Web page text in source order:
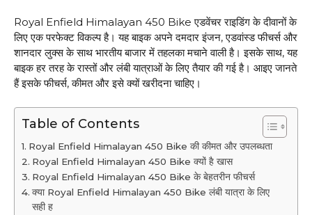
Royal Enfield Himalayan 450 Bike एडवेंचर राइडिंग के दीवानों के
लिए एक परफेक्ट विकल्प है। यह बाइक अपने दमदार इंजन, एडवांस्ड फीचर्स और
शानदार लुक्स के साथ भारतीय बाजार में तहलका मचाने वाली है। इसके साथ, यह
बाइक हर तरह के रास्तों और लंबी यात्राओं के लिए तैयार की गई है। आइए जानते
हैं इसके फीचर्स, कीमत और इसे क्यों खरीदना चाहिए।
Table of Contents
Royal Enfield Himalayan 450 Bike की कीमत और उपलब्धता
Royal Enfield Himalayan 450 Bike क्यों है खास
Royal Enfield Himalayan 450 Bike के बेहतरीन फीचर्स
क्या Royal Enfield Himalayan 450 Bike लंबी यात्रा के लिए
सही ह